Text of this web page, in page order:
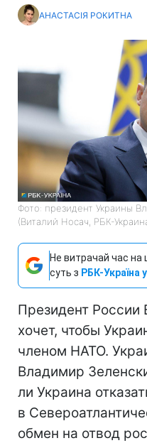
АНАСТАСІЯ РОКИТНА
Фото: президент Украины
(Виталий Носач, РБК-
Не витрачай час на
суть з РБК-Україна
Президент
хочет, чтобы
членом НАТО.
Владимир
ли Украина
в
обмен на отвод